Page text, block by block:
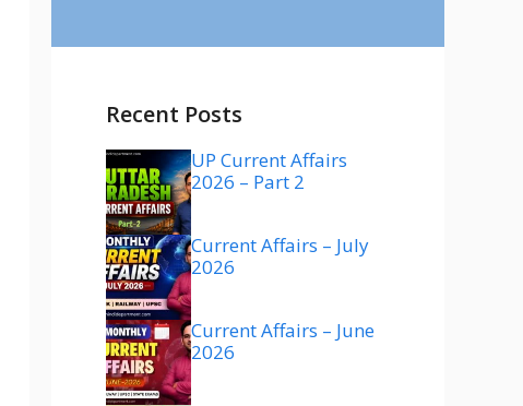
Recent Posts
UP Current Affairs
2026 – Part 2
Current Affairs – July
2026
Current Affairs – June
2026